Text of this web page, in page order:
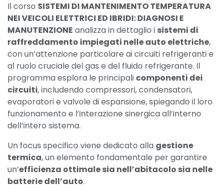
Il corso SISTEMI DI MANTENIMENTO TEMPERATURA
NEI VEICOLI ELETTRICI ED IBRIDI: DIAGNOSI E
MANUTENZIONE analizza in dettaglio i sistemi di
raffreddamento impiegati nelle auto elettriche,
con un’attenzione particolare ai circuiti refrigeranti e
al ruolo cruciale del gas e del fluido refrigerante. Il
programma esplora le principali componenti dei
circuiti, includendo compressori, condensatori,
evaporatori e valvole di espansione, spiegando il loro
funzionamento e l’interazione sinergica all’interno
dell’intero sistema.
Un focus specifico viene dedicato alla gestione
termica, un elemento fondamentale per garantire
un’efficienza ottimale sia nell’abitacolo sia nelle
batterie dell’auto.